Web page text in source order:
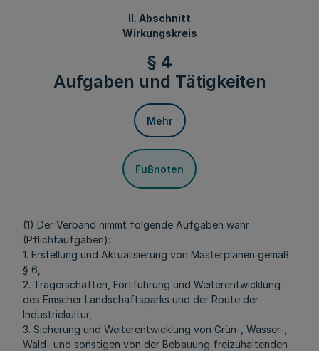
II. Abschnitt
Wirkungskreis
§ 4
Aufgaben und Tätigkeiten
Mehr
Fußnoten
(1) Der Verband nimmt folgende Aufgaben wahr
(Pflichtaufgaben):
1. Erstellung und Aktualisierung von Masterplänen gemäß
§ 6,
2. Trägerschaften, Fortführung und Weiterentwicklung
des Emscher Landschaftsparks und der Route der
Industriekultur,
3. Sicherung und Weiterentwicklung von Grün-, Wasser-,
Wald- und sonstigen von der Bebauung freizuhaltenden